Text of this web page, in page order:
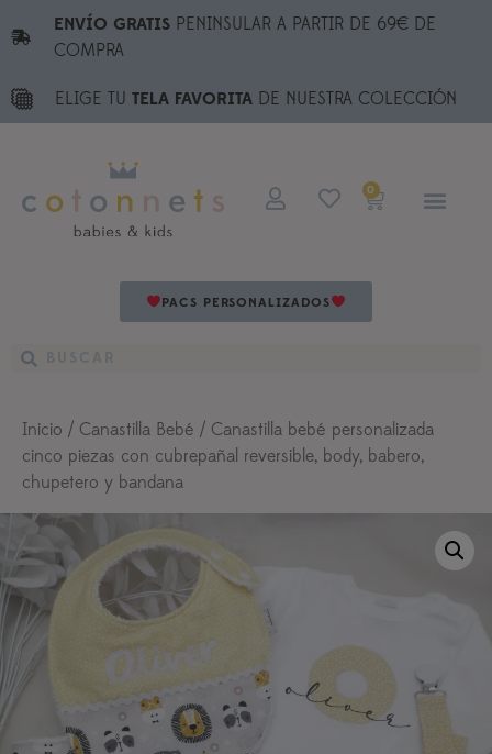
ENVÍO GRATISPENINSULAR A PARTIR DE 69€ DE
COMPRA
ELIGE TU TELA FAVORITA DE NUESTRA COLECCIÓN
0
PACS PERSONALIZADOS
Inicio / Canastilla Bebé / Canastilla bebé personalizada
cinco piezas con cubrepañal reversible, body, babero,
chupetero y bandana